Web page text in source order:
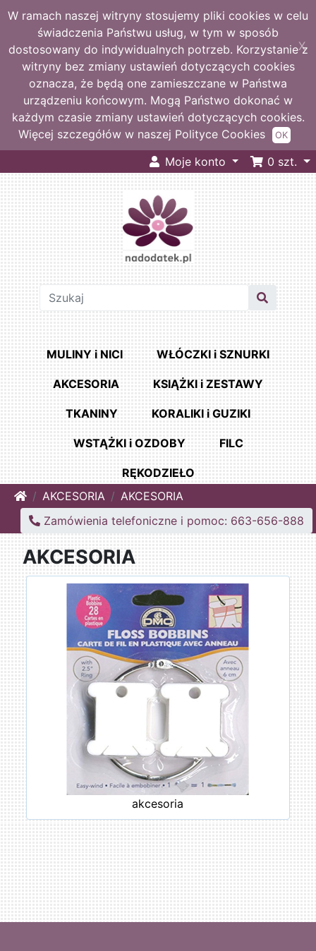
W ramach naszej witryny stosujemy pliki cookies w celu
świadczenia Państwu usług, w tym w sposób
dostosowany do indywidualnych potrzeb. Korzystanie z
witryny bez zmiany ustawień dotyczących cookies
oznacza, że będą one zamieszczane w Państwa
urządzeniu końcowym. Mogą Państwo dokonać w
każdym czasie zmiany ustawień dotyczących cookies.
Więcej szczegółów w naszej Polityce Cookies
X
OK
Moje konto 0 szt.
MULINY i NICI WŁÓCZKI i SZNURKI
AKCESORIA KSIĄŻKI i ZESTAWY
TKANINY KORALIKI i GUZIKI
WSTĄŻKI i OZDOBY FILC
RĘKODZIEŁO
HomeAKCESORIA
AKCESORIA
Zamówienia telefoniczne i pomoc: 663-656-888
AKCESORIA
akcesoria